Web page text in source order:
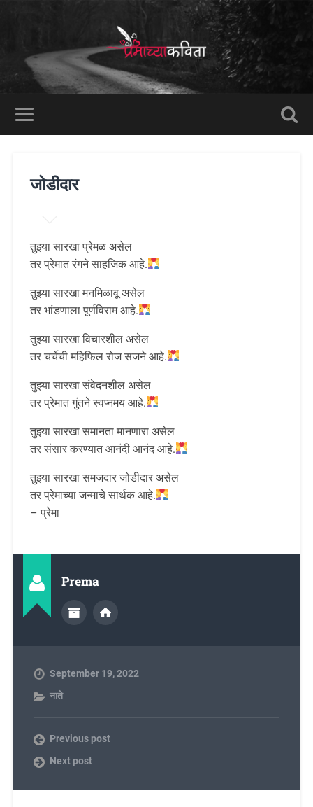
जोडीदार
तुझ्या सारखा प्रेमळ असेल
तर प्रेमात रंगने साहजिक आहे.
तुझ्या सारखा मनमिळावू असेल
तर भांडणाला पूर्णविराम आहे.
तुझ्या सारखा विचारशील असेल
तर चर्चेची महिफिल रोज सजने आहे.
तुझ्या सारखा संवेदनशील असेल
तर प्रेमात गुंतने स्वप्नमय आहे.
तुझ्या सारखा समानता मानणारा असेल
तर संसार करण्यात आनंदी आनंद आहे.
तुझ्या सारखा समजदार जोडीदार असेल
तर प्रेमाच्या जन्माचे सार्थक आहे.
– प्रेमा
Prema
September 19, 2022
नाते
Previous post
Next post